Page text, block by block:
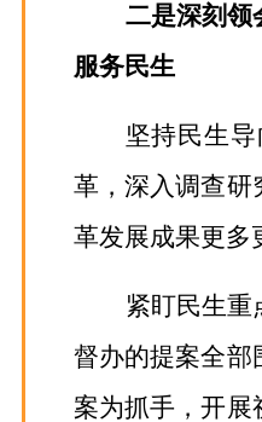
二是深刻领
服务民生
坚持民生
革，深入调查研
革发展成果更多
紧盯民生
督办的提案全部
案为抓手，开展